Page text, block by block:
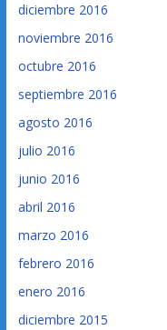
diciembre 2016
noviembre 2016
octubre 2016
septiembre 2016
agosto 2016
julio 2016
junio 2016
abril 2016
marzo 2016
febrero 2016
enero 2016
diciembre 2015